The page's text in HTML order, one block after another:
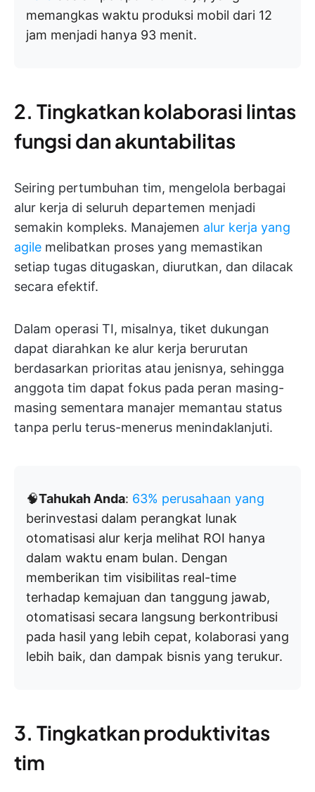
memangkas waktu produksi mobil dari 12
jam menjadi hanya 93 menit.
2. Tingkatkan kolaborasi lintas
fungsi dan akuntabilitas
Seiring pertumbuhan tim, mengelola berbagai
alur kerja di seluruh departemen menjadi
semakin kompleks. Manajemen alur kerja yang
agile melibatkan proses yang memastikan
setiap tugas ditugaskan, diurutkan, dan dilacak
secara efektif.
Dalam operasi TI, misalnya, tiket dukungan
dapat diarahkan ke alur kerja berurutan
berdasarkan prioritas atau jenisnya, sehingga
anggota tim dapat fokus pada peran masing-
masing sementara manajer memantau status
tanpa perlu terus-menerus menindaklanjuti.
🧠Tahukah Anda: 63% perusahaan yang
berinvestasi dalam perangkat lunak
otomatisasi alur kerja melihat ROI hanya
dalam waktu enam bulan. Dengan
memberikan tim visibilitas real-time
terhadap kemajuan dan tanggung jawab,
otomatisasi secara langsung berkontribusi
pada hasil yang lebih cepat, kolaborasi yang
lebih baik, dan dampak bisnis yang terukur.
3. Tingkatkan produktivitas
tim